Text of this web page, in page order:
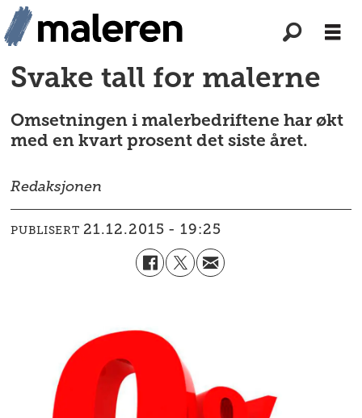
Svake tall for malerne
Omsetningen i malerbedriftene har økt
med en kvart prosent det siste året.
Redaksjonen
PUBLISERT 21.12.2015 - 19:25